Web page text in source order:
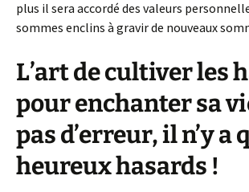
plus il sera accordé des valeurs
sommes enclins à gravir de nouveaux
L’art de cultiver les
pour enchanter sa
pas d’erreur, il n’y a
heureux hasards !